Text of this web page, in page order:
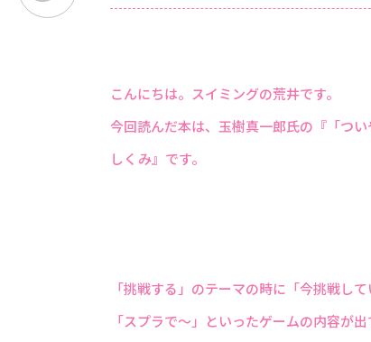
こんにちは。スイミングの荒井です。
今回読んだ本は、玉樹真一郎氏の『「つ
しくみ』です。
「挑戦する」のテーマの時に「今挑戦し
「スプラで～」といったゲームの内容が